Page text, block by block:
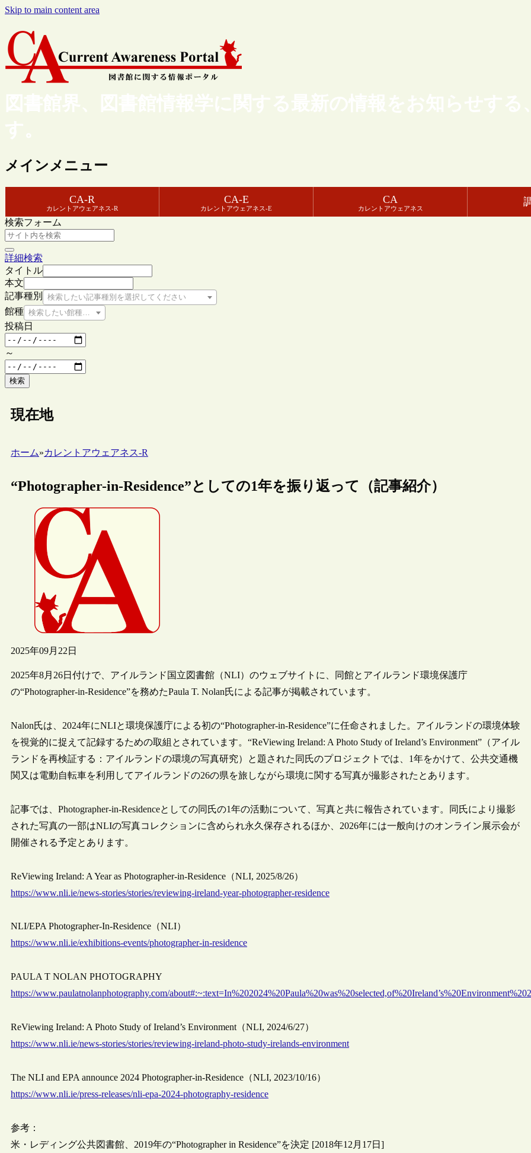
Skip to main content area
図書館界、図書館情報学に関する最新の情報をお知らせす
す。
メインメニュー
CA-R
カレントアウェアネス-R
CA-E
カレントアウェアネス-E
CA
カレントアウェアネス
検索フォーム
詳細検索
タイトル
本文
記事種別
検索したい記事種別を選択してください
館種 検索したい館種を選択してください
投稿日
～
検索
現在地
ホーム»カレントアウェアネス-R
“Photographer-in-Residence”としての1年を振り返って（記事紹介）
2025年09月22日
2025年8月26日付けで、アイルランド国立図書館（NLI）のウェブサイトに、同館とアイルランド環境保護庁
の“Photographer-in-Residence”を務めたPaula T. Nolan氏による記事が掲載されています。
Nalon氏は、2024年にNLIと環境保護庁による初の“Photographer-in-Residence”に任命されました。アイルランドの環境体験
を視覚的に捉えて記録するための取組とされています。“ReViewing Ireland: A Photo Study of Ireland’s Environment”（アイル
ランドを再検証する：アイルランドの環境の写真研究）と題された同氏のプロジェクトでは、1年をかけて、公共交通機
関又は電動自転車を利用してアイルランドの26の県を旅しながら環境に関する写真が撮影されたとあります。
記事では、Photographer-in-Residenceとしての同氏の1年の活動について、写真と共に報告されています。同氏により撮影
された写真の一部はNLIの写真コレクションに含められ永久保存されるほか、2026年には一般向けのオンライン展示会が
開催される予定とあります。
ReViewing Ireland: A Year as Photographer-in-Residence（NLI, 2025/8/26）
https://www.nli.ie/news-stories/stories/reviewing-ireland-year-photographer-residence
NLI/EPA Photographer-In-Residence（NLI）
https://www.nli.ie/exhibitions-events/photographer-in-residence
PAULA T NOLAN PHOTOGRAPHY
https://www.paulatnolanphotography.com/
ReViewing Ireland: A Photo Study of Ireland’s Environment（NLI, 2024/6/27）
https://www.nli.ie/news-stories/stories/reviewing-ireland-photo-study-irelands-environment
The NLI and EPA announce 2024 Photographer-in-Residence（NLI, 2023/10/16）
https://www.nli.ie/press-releases/nli-epa-2024-photography-residence
参考：
米・レディング公共図書館、2019年の“Photographer in Residence”を決定 [2018年12月17日]